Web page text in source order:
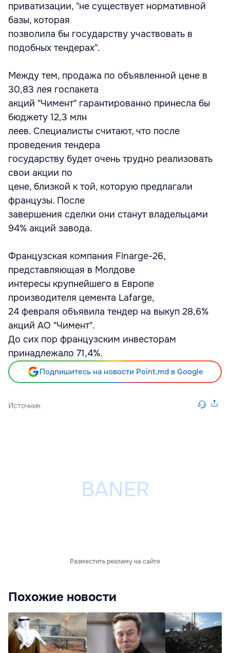
приватизации, "не существует нормативной
базы, которая
позволила бы государству участвовать в
подобных тендерах".
Между тем, продажа по объявленной цене в
30,83 лея госпакета
акций "Чимент" гарантированно принесла бы
бюджету 12,3 млн
леев. Специалисты считают, что после
проведения тендера
государству будет очень трудно реализовать
свои акции по
цене, близкой к той, которую предлагали
французы. После
завершения сделки они станут владельцами
94% акций завода.
Французская компания Finarge-26,
представляющая в Молдове
интересы крупнейшего в Европе
производителя цемента Lafarge,
24 февраля объявила тендер на выкуп 28,6%
акций АО "Чимент".
До сих пор французским инвесторам
принадлежало 71,4%.
Подпишитесь на новости Point.md в Google
Источник
Разместить рекламу на сайте
Похожие новости